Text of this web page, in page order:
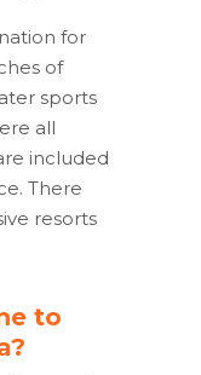
for
of
sports
all
included
There
resorts
to